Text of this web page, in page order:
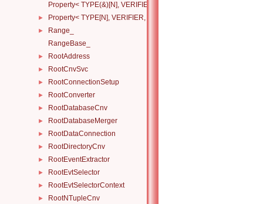
Property< TYPE(&)[N], VERIFIER, HANDLERS >
► Property< TYPE[N], VERIFIER, HANDLERS >
►
Range_
RangeBase_
► RootAddress
► RootCnvSvc
► RootConnectionSetup
► RootConverter
► RootDatabaseCnv
► RootDatabaseMerger
► RootDataConnection
► RootDirectoryCnv
► RootEventExtractor
► RootEvtSelector
► RootEvtSelectorContext
► RootNTupleCnv